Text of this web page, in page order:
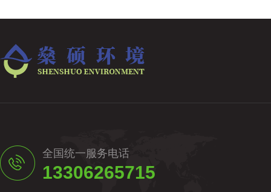
全国统一服务电话
13306265715